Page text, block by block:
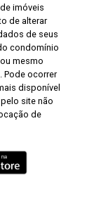
imóveis
de alterar
de seus
condomínio
mesmo
Pode ocorrer
disponível
site não
de